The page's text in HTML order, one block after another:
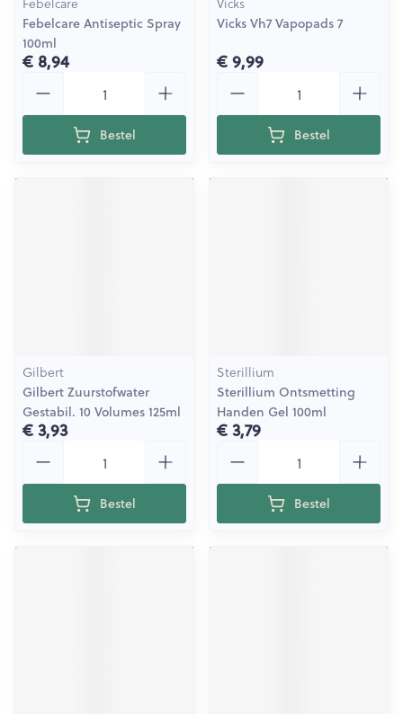
Febelcare Antiseptic Spray
100ml
€ 8,94
Bestel
Vicks Vh7 Vapopads 7
€ 9,99
Bestel
Gilbert
Gilbert Zuurstofwater
Gestabil. 10 Volumes 125ml
€ 3,93
Bestel
Sterillium
Sterillium Ontsmetting
Handen Gel 100ml
€ 3,79
Bestel